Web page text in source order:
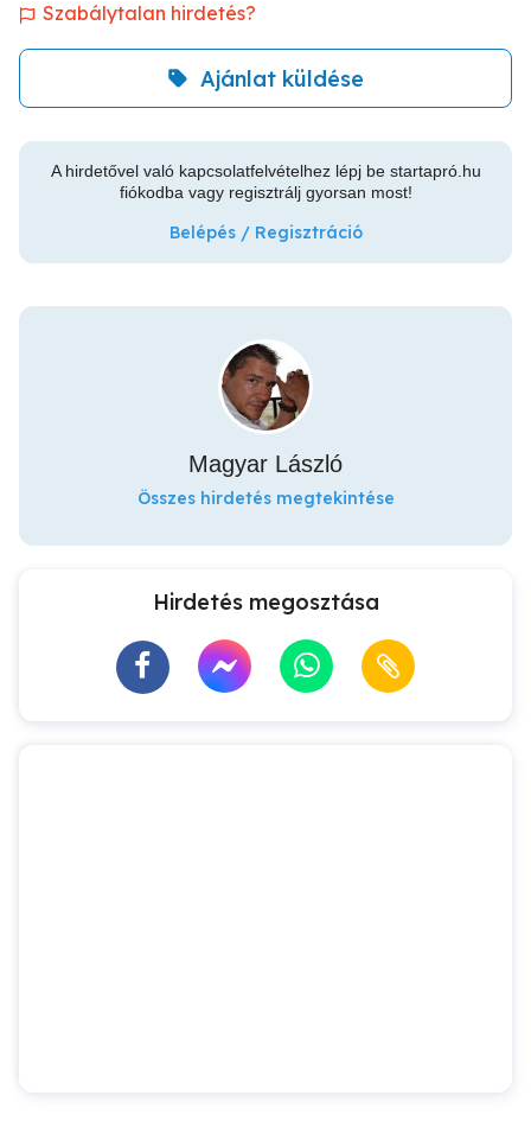
Szabálytalan hirdetés?
Ajánlat küldése
A hirdetővel való kapcsolatfelvételhez lépj be startapró.hu
fiókodba vagy regisztrálj gyorsan most!
Belépés / Regisztráció
Magyar László
Összes hirdetés megtekintése
Hirdetés megosztása